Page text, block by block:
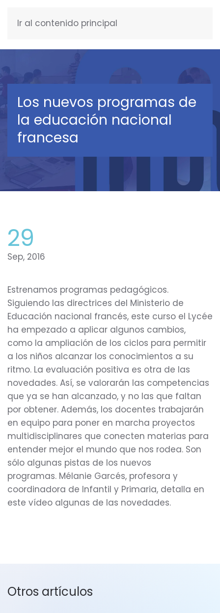
Ir al contenido principal
Los nuevos programas de
la educación nacional
francesa
29
Sep, 2016
Estrenamos programas pedagógicos.
Siguiendo las directrices del Ministerio de
Educación nacional francés, este curso el Lycée
ha empezado a aplicar algunos cambios,
como la ampliación de los ciclos para permitir
a los niños alcanzar los conocimientos a su
ritmo. La evaluación positiva es otra de las
novedades. Así, se valorarán las competencias
que ya se han alcanzado, y no las que faltan
por obtener. Además, los docentes trabajarán
en equipo para poner en marcha proyectos
multidisciplinares que conecten materias para
entender mejor el mundo que nos rodea. Son
sólo algunas pistas de los nuevos
programas. Mélanie Garcés, profesora y
coordinadora de Infantil y Primaria, detalla en
este vídeo algunas de las novedades.
Otros artículos